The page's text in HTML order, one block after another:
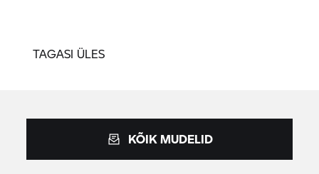
TAGASI ÜLES
KÕIK MUDELID